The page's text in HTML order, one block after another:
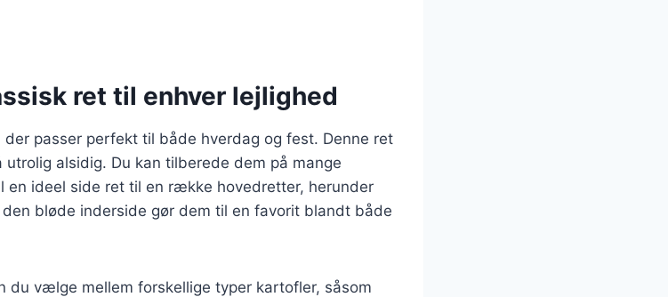
ret til enhver lejlighed
passer perfekt til både hverdag og fest. Denne ret
alsidig. Du kan tilberede dem på mange
en ideel side ret til en række hovedretter, herunder
bløde inderside gør dem til en favorit blandt både
du vælge mellem forskellige typer kartofler, såsom